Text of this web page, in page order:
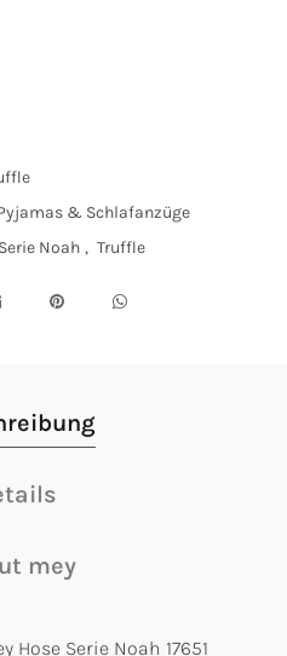
& Schlafanzüge
Serie Noah , Truffle
mey
Serie Noah 17651